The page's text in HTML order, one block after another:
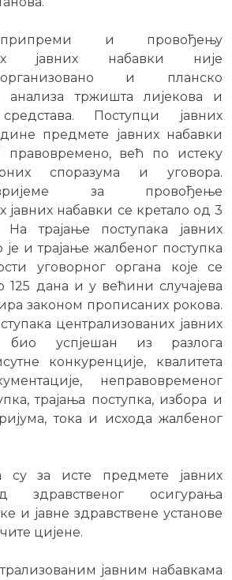
и провођењу
јавних набавки није
и планско
тржишта лијекова и
Поступци јавних
предмете јавних набавки
правовремено, већ по истеку
споразума и уговора.
за провођење
јавних набавки се кретало од 3
трајање поступака јавних
и трајање жалбеног поступка
уговорног органа које се
125 дана и у већини случајева
законом прописаних рокова.
централизованих јавних
био успјешан из разлога
конкуренције, квалитета
неправовременог
трајања поступка, избора и
тока и исхода жалбеног
су за исте предмете јавних
здравственог осигурања
и јавне здравствене установе
цијене.
јавним набавкама